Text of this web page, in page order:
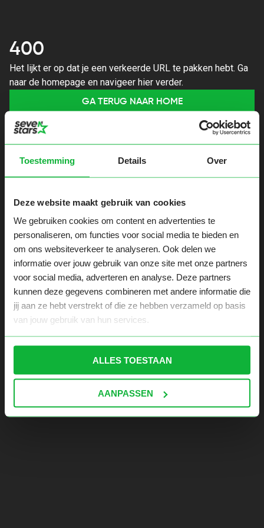
Toestemming Details Over
Deze website maakt gebruik van cookies
We gebruiken cookies om content en advertenties te
personaliseren, om functies voor social media te bieden en
om ons websiteverkeer te analyseren. Ook delen we
informatie over jouw gebruik van onze site met onze partners
voor social media, adverteren en analyse. Deze partners
kunnen deze gegevens combineren met andere informatie die
jij aan ze hebt verstrekt of die ze hebben verzameld op basis
van jouw gebruik van hun services.
ALLES TOESTAAN
AANPASSEN
400
Het lijkt er op dat je een verkeerde URL te pakken hebt. Ga
naar de homepage en navigeer hier verder.
GA TERUG NAAR HOME